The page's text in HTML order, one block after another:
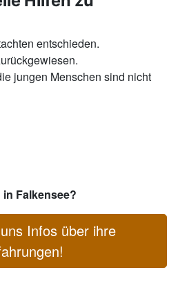
entschieden.
jungen Menschen sind nicht
Falkensee?
Infos über ihre